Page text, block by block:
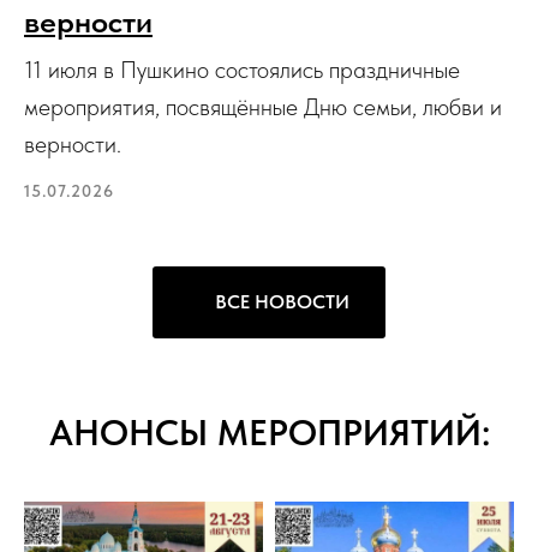
верности
11 июля в Пушкино состоялись праздничные
мероприятия, посвящённые Дню семьи, любви и
верности.
15.07.2026
ВСЕ НОВОСТИ
АНОНСЫ МЕРОПРИЯТИЙ: